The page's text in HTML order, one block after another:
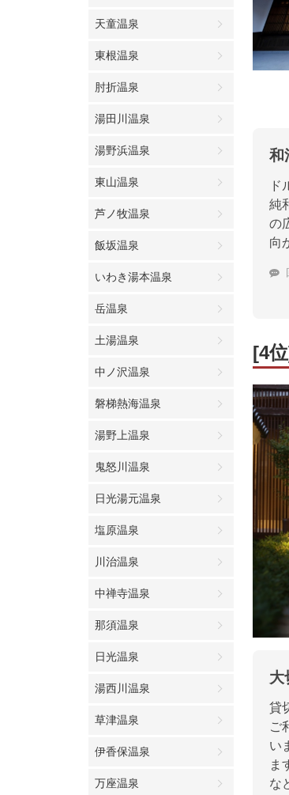
天童温泉
東根温泉
肘折温泉
湯田川温泉
湯野浜温泉
東山温泉
芦ノ牧温泉
飯坂温泉
いわき湯本温泉
岳温泉
土湯温泉
中ノ沢温泉
磐梯熱海温泉
湯野上温泉
鬼怒川温泉
日光湯元温泉
塩原温泉
川治温泉
中禅寺温泉
那須温泉
日光温泉
湯西川温泉
草津温泉
伊香保温泉
万座温泉
和
ド
純
の
向
[4
大
貸
ご
い
ま
な